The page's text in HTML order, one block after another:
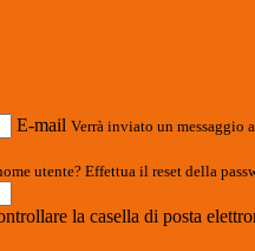
E-mail Verrà inviato un messaggio
utente? Effettua il reset della
la casella di posta